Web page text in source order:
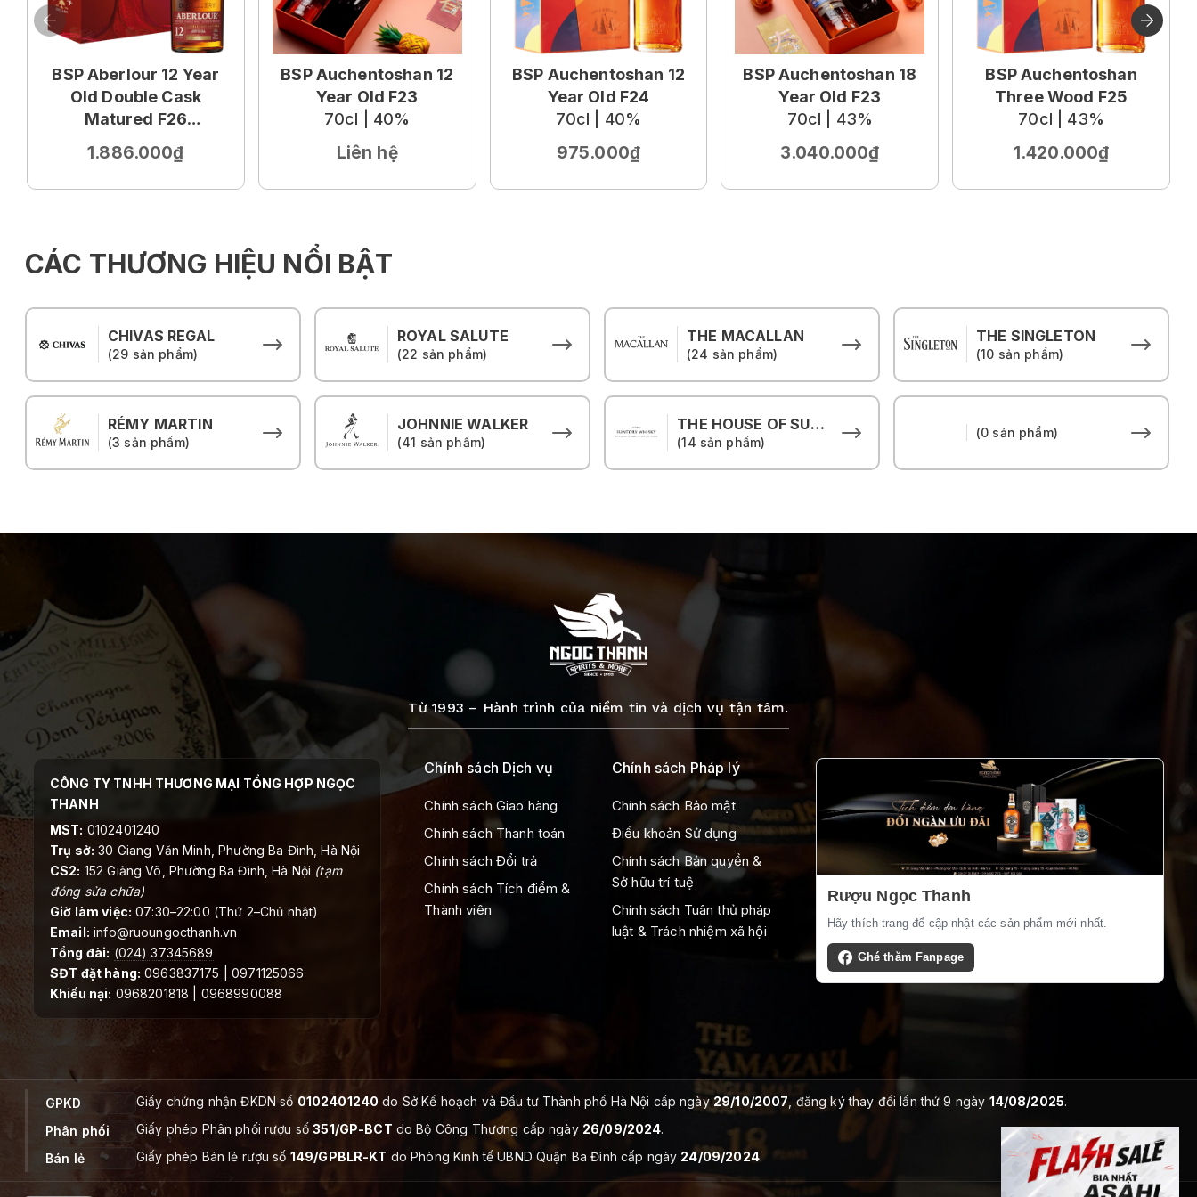
BSP Aberlour 12 Year
Old Double Cask
Matured F26
70cl | 40%
1.886.000₫
BSP Auchentoshan 12
Year Old F23
70cl | 40%
Liên hệ
BSP Auchentoshan 12
Year Old F24
70cl | 40%
975.000₫
BSP Auchentoshan 18
Year Old F23
70cl | 43%
3.040.000₫
BSP Auchentoshan
Three Wood F25
70cl | 43%
1.420.000₫
CÁC THƯƠNG HIỆU NỔI BẬT
CHIVAS REGAL
(29 sản phẩm)
ROYAL SALUTE
(22 sản phẩm)
THE MACALLAN
(24 sản phẩm)
THE SINGLETON
(10 sản phẩm)
RÉMY MARTIN
(3 sản phẩm)
JOHNNIE WALKER
(41 sản phẩm)
THE HOUSE OF SUNTORY
(14 sản phẩm)
(0 sản phẩm)
Từ 1993 – Hành trình của niềm tin và dịch vụ tận tâm.
CÔNG TY TNHH THƯƠNG MẠI TỔNG HỢP NGỌC
THANH
MST: 0102401240
Trụ sở: 30 Giang Văn Minh, Phường Ba Đình, Hà Nội
CS2: 152 Giảng Võ, Phường Ba Đình, Hà Nội (tạm
đóng sửa chữa)
Giờ làm việc: 07:30–22:00 (Thứ 2–Chủ nhật)
Email: info@ruoungocthanh.vn
Tổng đài: (024) 37345689
SĐT đặt hàng: 0963837175 | 0971125066
Khiếu nại: 0968201818 | 0968990088
Chính sách Dịch vụ
Chính sách Giao hàng
Chính sách Thanh toán
Chính sách Đổi trả
Chính sách Tích điểm &
Thành viên
Chính sách Pháp lý
Chính sách Bảo mật
Điều khoản Sử dụng
Chính sách Bản quyền &
Sở hữu trí tuệ
Chính sách Tuân thủ pháp
luật & Trách nhiệm xã hội
Rượu Ngọc Thanh
Hãy thích trang để cập nhật các sản phẩm mới nhất.
Ghé thăm Fanpage
GPKD Giấy chứng nhận ĐKDN số 0102401240 do Sở Kế hoạch và Đầu tư Thành phố Hà Nội cấp ngày29/10/2007 , đăng ký thay đổi lần thứ 9 ngày 14/08/2025.
Phân phối
Giấy phép Phân phối rượu số351/GP-BCT do Bộ Công Thương cấp ngày 26/09/2024.
Bán lẻ
Giấy phép Bán lẻ rượu số 149/GPBLR-KT do Phòng Kinh tế UBND Quận Ba Đình cấp ngày 24/09/2024.